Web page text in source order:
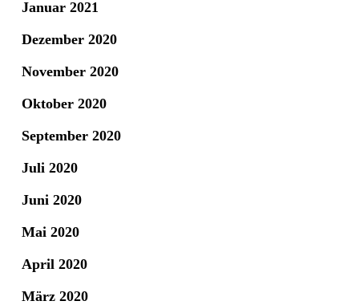
Januar 2021
Dezember 2020
November 2020
Oktober 2020
September 2020
Juli 2020
Juni 2020
Mai 2020
April 2020
März 2020